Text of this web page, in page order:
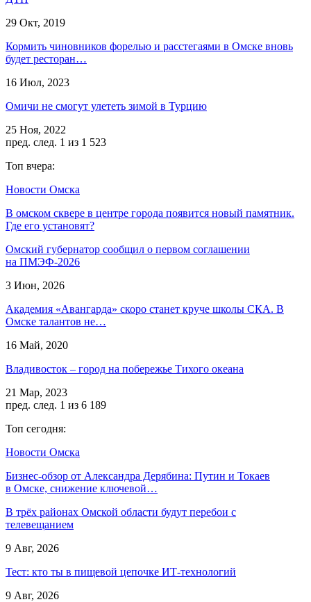
29 Окт, 2019
Кормить чиновников форелью и расстегаями в Омске вновь
будет ресторан…
16 Июл, 2023
Омичи не смогут улететь зимой в Турцию
25 Ноя, 2022
пред. след. 1 из 1 523
Топ вчера:
Новости Омска
В омском сквере в центре города появится новый памятник.
Где его установят?
Омский губернатор сообщил о первом соглашении
на ПМЭФ-2026
3 Июн, 2026
Академия «Авангарда» скоро станет круче школы СКА. В
Омске талантов не…
16 Май, 2020
Владивосток – город на побережье Тихого океана
21 Мар, 2023
пред. след. 1 из 6 189
Топ сегодня:
Новости Омска
Бизнес-обзор от Александра Дерябина: Путин и Токаев
в Омске, снижение ключевой…
В трёх районах Омской области будут перебои с
телевещанием
9 Авг, 2026
Тест: кто ты в пищевой цепочке ИТ-технологий
9 Авг, 2026